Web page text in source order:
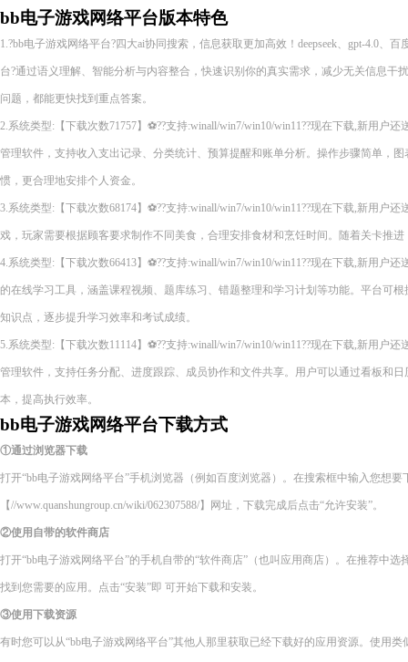
bb电子游戏网络平台版本特色
1.?bb电子游戏网络平台?四大ai协同搜索，信息获取更加高效！deepseek、gpt-4.0、
台?通过语义理解、智能分析与内容整合，快速识别你的真实需求，减少无关信息干
问题，都能更快找到重点答案。
2.系统类型:【下载次数71757】⚽??支持:winall/win7/win10/win11??现在下载,新用户
管理软件，支持收入支出记录、分类统计、预算提醒和账单分析。操作步骤简单，
惯，更合理地安排个人资金。
3.系统类型:【下载次数68174】⚽??支持:winall/win7/win10/win11??现在下载,新用户
戏，玩家需要根据顾客要求制作不同美食，合理安排食材和烹饪时间。随着关卡推
4.系统类型:【下载次数66413】⚽??支持:winall/win7/win10/win11??现在下载,新用户
的在线学习工具，涵盖课程视频、题库练习、错题整理和学习计划等功能。平台可
知识点，逐步提升学习效率和考试成绩。
5.系统类型:【下载次数11114】⚽??支持:winall/win7/win10/win11??现在下载,新用户
管理软件，支持任务分配、进度跟踪、成员协作和文件共享。用户可以通过看板和
本，提高执行效率。
bb电子游戏网络平台下载方式
①通过浏览器下载
打开“bb电子游戏网络平台”手机浏览器（例如百度浏览器）。在搜索框中输入您想
【//www.quanshungroup.cn/wiki/062307588/】网址，下载完成后点击“允许安装”。
②使用自带的软件商店
打开“bb电子游戏网络平台”的手机自带的“软件商店”（也叫应用商店）。在推荐中
找到您需要的应用。点击“安装”即 可开始下载和安装。
③使用下载资源
有时您可以从“bb电子游戏网络平台”其他人那里获取已经下载好的应用资源。使用